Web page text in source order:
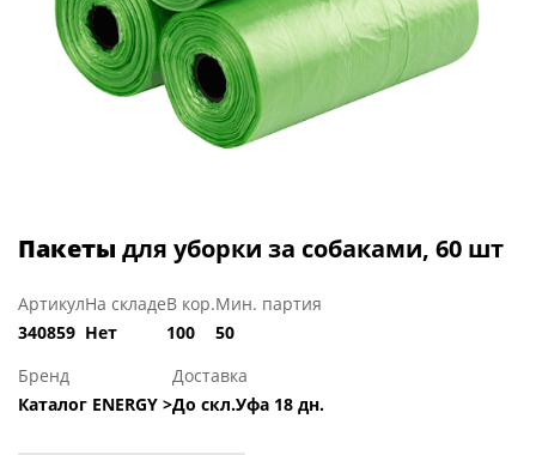
Пакеты для уборки за собаками, 60 шт
Артикул
340859
На складе
Нет
В кор.
100
Мин. партия
50
Бренд
Каталог ENERGY >
Доставка
До скл.Уфа 18 дн.